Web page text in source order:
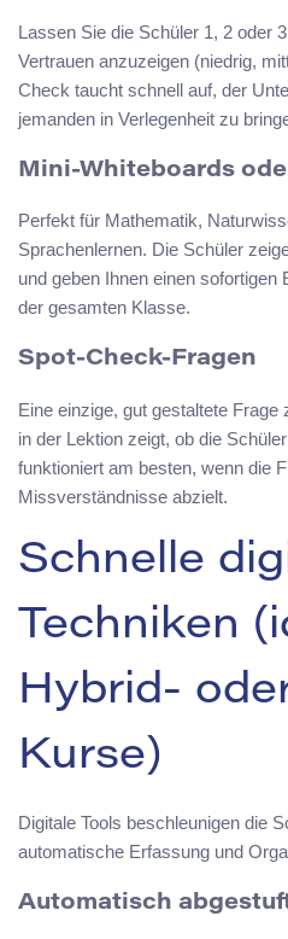
Lassen Sie die Schüler 1, 2 oder
Vertrauen anzuzeigen (niedrig,
Check taucht schnell auf, der
jemanden in Verlegenheit zu
Mini-Whiteboards
Perfekt für Mathematik,
Sprachenlernen. Die Schüler
und geben Ihnen einen sofortigen
der gesamten Klasse.
Spot-Check-Fragen
Eine einzige, gut gestaltete
in der Lektion zeigt, ob die
funktioniert am besten, wenn die
Missverständnisse abzielt.
Schnelle
Techniken
Hybrid-
Kurse)
Digitale Tools beschleunigen die
automatische Erfassung und
Automatisch